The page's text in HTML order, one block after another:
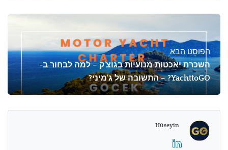
הפוסט הבא
השכרת יאכטות מנועיות בגוצ'ק – למה לבחור ב-
YachttoGO? – התשובה של ג'מיני?
Hüseyin